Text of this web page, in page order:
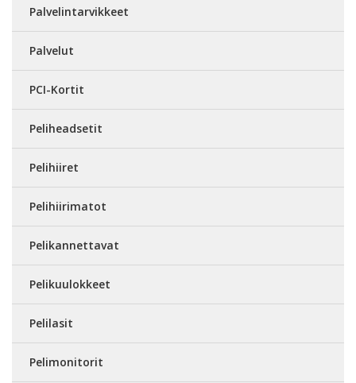
Palvelintarvikkeet
Palvelut
PCI-Kortit
Peliheadsetit
Pelihiiret
Pelihiirimatot
Pelikannettavat
Pelikuulokkeet
Pelilasit
Pelimonitorit